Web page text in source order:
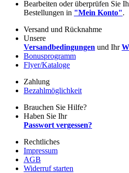
Bearbeiten oder überprüfen Sie
Bestellungen in "Mein Konto".
Versand und Rücknahme
Unsere
Versandbedingungen und Ihr
Bonusprogramm
Flyer/Kataloge
Zahlung
Bezahlmöglichkeit
Brauchen Sie Hilfe?
Haben Sie Ihr
Passwort vergessen?
Rechtliches
Impressum
AGB
Widerruf starten